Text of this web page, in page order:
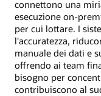
connettono una
esecuzione on-
per cui lottare. I
l'accuratezza,
manuale dei dati e
offrendo ai team
bisogno per
contribuiscono al